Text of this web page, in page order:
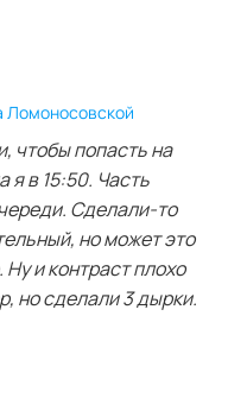
Ломоносовской
чтобы попасть на
я в 15:50. Часть
Сделали-то
но может это
и контраст плохо
но сделали 3 дырки.